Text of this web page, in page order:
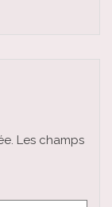
Les champs